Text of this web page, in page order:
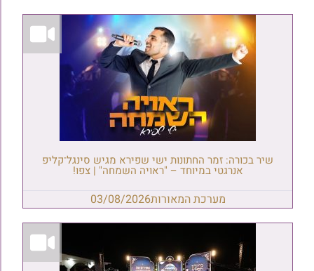
שיר בכורה: זמר החתונות ישי שפירא מגיש סינגל־קליפ
אנרגטי במיוחד – "ראויה השמחה" | צפו!
מערכת המאורות03/08/2026